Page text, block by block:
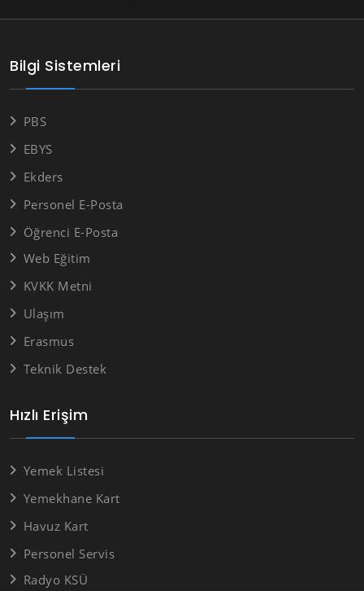
Hızlı Erişim
Yemek Listesi
Yemekhane Kart
Havuz Kart
Personel Servis
Radyo KSÜ
Bilgi Sistemleri
PBS
EBYS
Ekders
Personel E-Posta
Öğrenci E-Posta
Web Eğitim
KVKK Metni
Ulaşım
Erasmus
Teknik Destek